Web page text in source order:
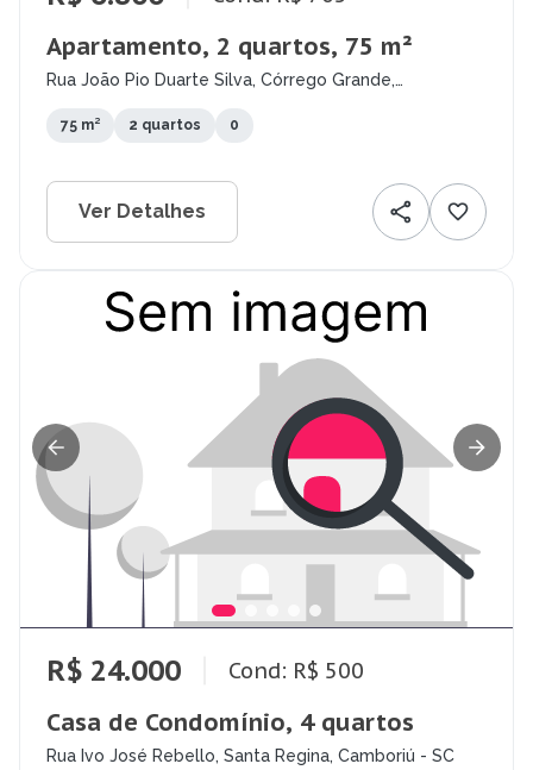
Apartamento, 2 quartos, 75 m²
Rua João Pio Duarte Silva, Córrego Grande,
75 m² 2 quartos 0
Ver Detalhes
R$ 24.000 Cond: R$ 500
Casa de Condomínio, 4 quartos
Rua Ivo José Rebello, Santa Regina, Camboriú - SC